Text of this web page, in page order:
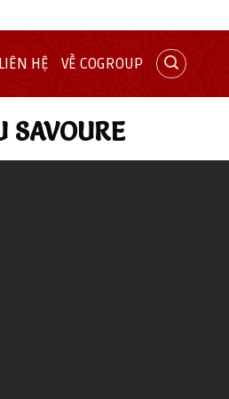
LIÊN HỆ VỀ COGROUP
SAVOURE